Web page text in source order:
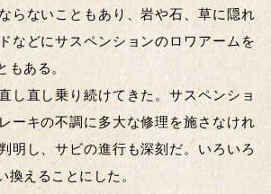
らないこともあり、岩や石、草に隠れ
などにサスペンションのロワアームを
もある。
し直し乗り続けてきた。サスペンショ
ーキの不調に多大な修理を施さなけれ
明し、サビの進行も深刻だ。いろいろ
換えることにした。